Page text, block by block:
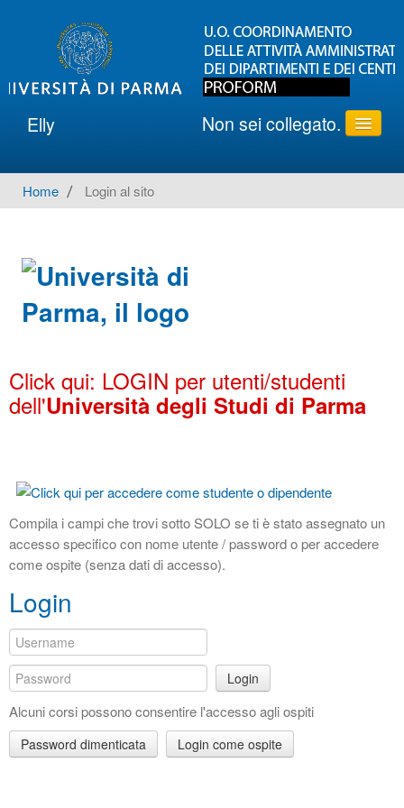
Elly
Non sei collegato.
ATENEO
AREA PROCEDURE UNIPR
SUPPORTO
Italiano ‎(it)‎
Home → Login al sito
Click qui: LOGIN per utenti/studenti
dell'Università degli Studi di Parma
Compila i campi che trovi sotto SOLO se ti è stato assegnato un
accesso specifico con nome utente / password o per accedere
come ospite (senza dati di accesso).
Login
Login
Alcuni corsi possono consentire l'accesso agli ospiti
Password dimenticata